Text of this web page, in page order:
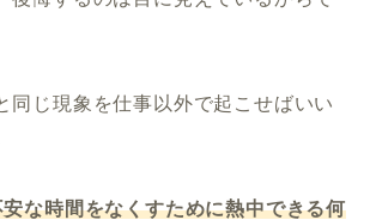
同じ現象を仕事以外で起こせばいい
な時間をなくすために熱中できる何